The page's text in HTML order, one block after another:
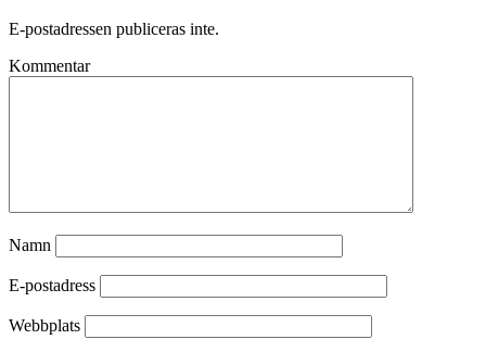
E-postadressen publiceras inte.
Kommentar
Namn
E-postadress
Webbplats